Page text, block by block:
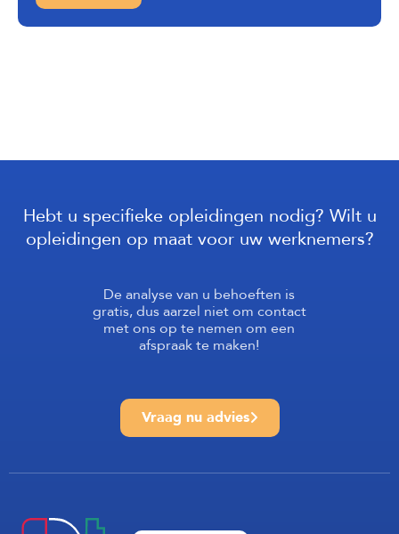
Hebt u specifieke opleidingen nodig? Wilt u
opleidingen op maat voor uw werknemers?
De analyse van u behoeften is
gratis, dus aarzel niet om contact
met ons op te nemen om een
afspraak te maken!
Vraag nu advies